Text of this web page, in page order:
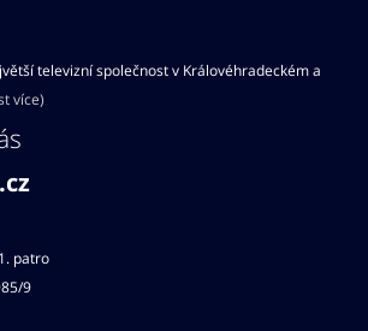
televizní společnost v Královéhradeckém a
více)
patro
9